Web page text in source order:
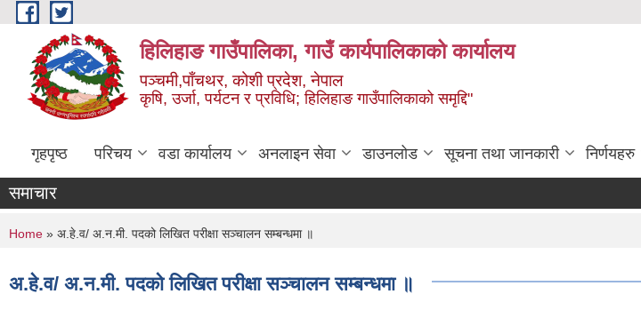
Skip to main content
हिलिहाङ गाउँपालिका, गाउँ कार्यपालिकाको कार्यालय
पञ्चमी,पाँचथर, कोशी प्रदेश, नेपाल
कृषि, उर्जा, पर्यटन र प्रविधि; हिलिहाङ गाउँपालिकाको समृद्दि"
गृहपृष्ठ परिचय वडा कार्यालय अनलाइन सेवा डाउनलोड सूचना तथा जानकारी निर्णयहरु
समाचार
You are here
Home » अ.हे.व/ अ.न.मी. पदको लिखित परीक्षा सञ्चालन सम्बन्धमा ॥
अ.हे.व/ अ.न.मी. पदको लिखित परीक्षा सञ्चालन सम्बन्धमा ॥